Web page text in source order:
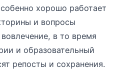
хорошо работает
и вопросы
в то время
и образовательный
репосты и сохранения.